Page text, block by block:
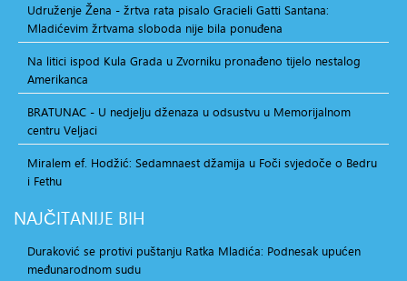
Udruženje Žena - žrtva rata pisalo Gracieli Gatti Santana:
Mladićevim žrtvama sloboda nije bila ponuđena
Na litici ispod Kula Grada u Zvorniku pronađeno tijelo nestalog
Amerikanca
BRATUNAC - U nedjelju dženaza u odsustvu u Memorijalnom
centru Veljaci
Miralem ef. Hodžić: Sedamnaest džamija u Foči svjedoče o Bedru
i Fethu
NAJČITANIJE BIH
Duraković se protivi puštanju Ratka Mladića: Podnesak upućen
međunarodnom sudu